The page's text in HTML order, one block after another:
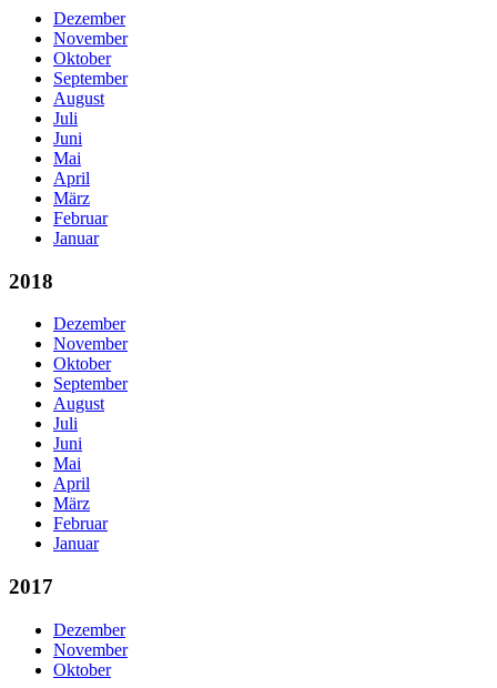
Dezember
November
Oktober
September
August
Juli
Juni
Mai
April
März
Februar
Januar
2018
Dezember
November
Oktober
September
August
Juli
Juni
Mai
April
März
Februar
Januar
2017
Dezember
November
Oktober